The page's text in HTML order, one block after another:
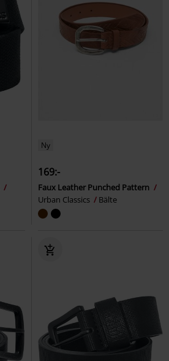
Ny
169:-
Faux Leather Punched Pattern
Urban Classics
Bälte